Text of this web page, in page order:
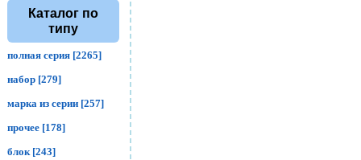
Каталог по
типу
полная серия [2265]
набор [279]
марка из серии [257]
прочее [178]
блок [243]